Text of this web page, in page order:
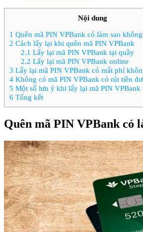
Nội dung
1 Quên mã PIN VPBank có làm sao
2 Cách lấy lại khi quên mã PIN VPBank
2.1 Lấy lại mã PIN VPBank tại quầy
2.2 Lấy lại mã PIN VPBank online
3 Lấy lại mã PIN VPBank có mất phí
4 Không có mã PIN VPBank có rút tiền
5 Một số lưu ý khi lấy lại mã PIN VPBank
6 Tổng kết
Quên mã PIN VPBank có